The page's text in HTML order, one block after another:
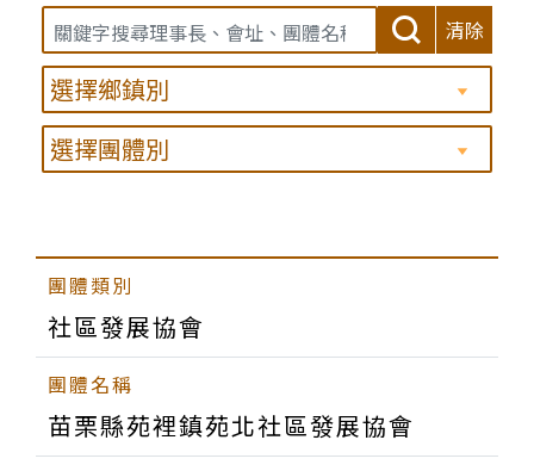
清除
社區發展協會
苗栗縣苑裡鎮苑北社區發展協會